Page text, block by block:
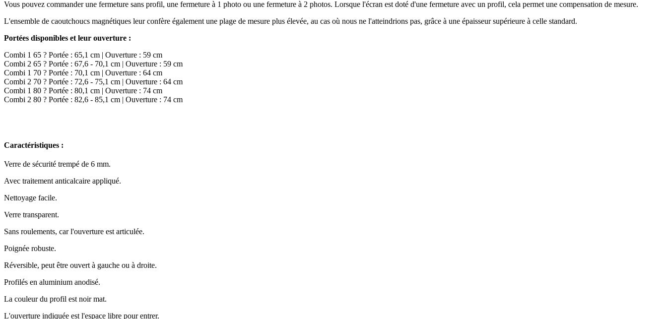
Vous pouvez commander une fermeture sans profil, une fermeture à 1 photo ou une fermeture à 2 photos. Lorsque l'écran est doté d'une fermeture avec un profil, cela permet une compensation de mesure.
L'ensemble de caoutchoucs magnétiques leur confère également une plage de mesure plus élevée, au cas où nous ne l'atteindrions pas, grâce à une épaisseur supérieure à celle standard.
Portées disponibles et leur ouverture :
Combi 1 65 ? Portée : 65,1 cm | Ouverture : 59 cm
Combi 2 65 ? Portée : 67,6 - 70,1 cm | Ouverture : 59 cm
Combi 1 70 ? Portée : 70,1 cm | Ouverture : 64 cm
Combi 2 70 ? Portée : 72,6 - 75,1 cm | Ouverture : 64 cm
Combi 1 80 ? Portée : 80,1 cm | Ouverture : 74 cm
Combi 2 80 ? Portée : 82,6 - 85,1 cm | Ouverture : 74 cm
Caractéristiques :
Verre de sécurité trempé de 6 mm.
Avec traitement anticalcaire appliqué.
Nettoyage facile.
Verre transparent.
Sans roulements, car l'ouverture est articulée.
Poignée robuste.
Réversible, peut être ouvert à gauche ou à droite.
Profilés en aluminium anodisé.
La couleur du profil est noir mat.
L'ouverture indiquée est l'espace libre pour entrer.